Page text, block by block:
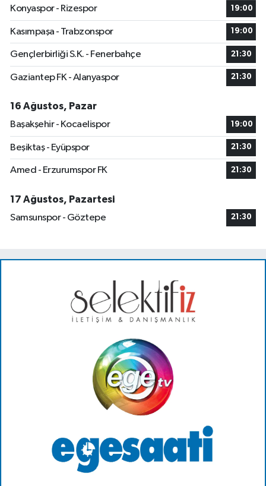
Konyaspor - Rizespor
19:00
Kasımpaşa - Trabzonspor 19:00
Gençlerbirliği S.K. - Fenerbahçe 21:30
Gaziantep FK - Alanyaspor 21:30
16 Ağustos, Pazar
Başakşehir - Kocaelispor
19:00
Beşiktaş - Eyüpspor 21:30
Amed - Erzurumspor FK 21:30
17 Ağustos, Pazartesi
Samsunspor - Göztepe
21:30